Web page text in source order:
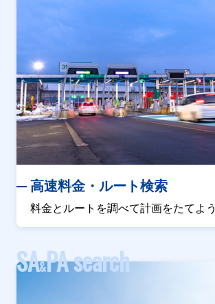
高速料金・ルート検索
料金とルートを調べて計画をたてよう
SA&PA search